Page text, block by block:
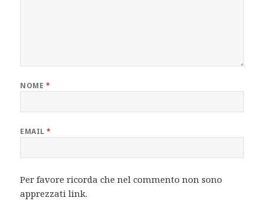
NOME *
EMAIL*
Per favore ricorda che nel commento non sono
apprezzati link.